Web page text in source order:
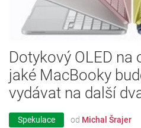
Dotykový OLED na
jaké MacBooky
vydávat na další
Spekulace od Michal Šrajer